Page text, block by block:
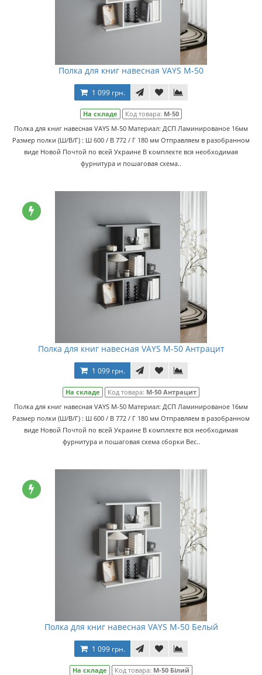
Полка для книг навесная VAYS M-50
1 099 грн.
На складе Код товара: M-50
Полка для книг навесная VAYS M-50 Материал: ДСП Ламинированое 16мм
Размер полки (Ш/В/Г) : Ш 600 / В 772 / Г 180 мм Отправляем в разобранном
виде Новой Почтой по всей Украине В комплекте вся необходимая
фурнитура и пошаговая схема..
Полка для книг навесная VAYS M-50 Антрацит
1 099 грн.
На складе Код товара: M-50 Антрацит
Полка для книг навесная VAYS M-50 Материал: ДСП Ламинированое 16мм
Размер полки (Ш/В/Г) : Ш 600 / В 772 / Г 180 мм Отправляем в разобранном
виде Новой Почтой по всей Украине В комплекте вся необходимая
фурнитура и пошаговая схема сборки Вес..
Полка для книг навесная VAYS M-50 Белый
1 099 грн.
На складе Код товара: M-50 Білий